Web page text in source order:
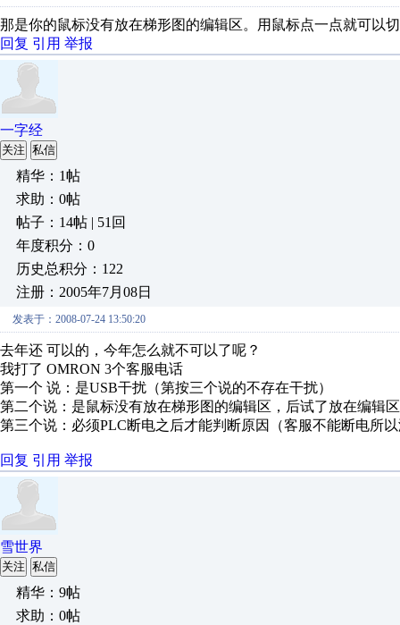
那是你的鼠标没有放在梯形图的编辑区。用鼠标点一点就可以
回复 引用 举报
一字经
关注 私信
精华：1帖
求助：0帖
帖子：14帖 | 51回
年度积分：0
历史总积分：122
注册：2005年7月08日
发表于：2008-07-24 13:50:20
去年还 可以的，今年怎么就不可以了呢？
我打了 OMRON 3个客服电话
第一个 说：是USB干扰（第按三个说的不存在干扰）
第二个说：是鼠标没有放在梯形图的编辑区，后试了放在编辑区
第三个说：必须PLC断电之后才能判断原因（客服不能断电所
回复 引用 举报
雪世界
关注 私信
精华：9帖
求助：0帖